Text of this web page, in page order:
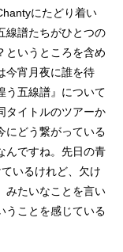
にたどり着い
線譜たちがひとつの
というところを含め
今宵月夜に誰を待
う五線譜』について
タイトルのツアーか
にどう繋がっている
んですね。先日の青
いるけれど、欠け
みたいなことを言い
うことを感じている